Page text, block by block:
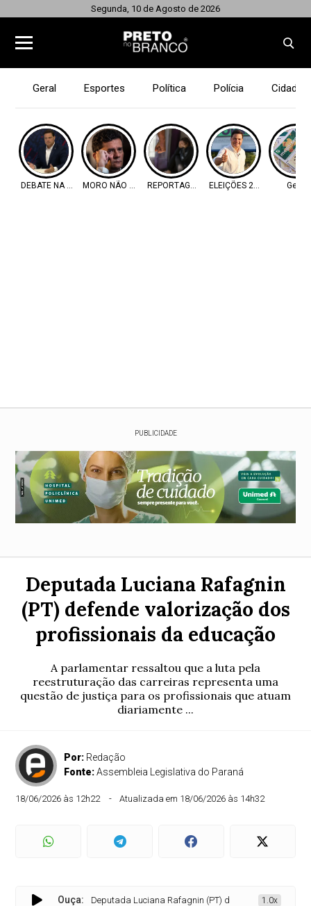
Segunda, 10 de Agosto de 2026
Geral Esportes Política Polícia Cidades
DEBATE NA BANDMORO NÃO VAI REPORTAGEM ELEIÇÕES 2026 Geral
PUBLICIDADE
Deputada Luciana Rafagnin
(PT) defende valorização dos
profissionais da educação
A parlamentar ressaltou que a luta pela
reestruturação das carreiras representa uma
questão de justiça para os profissionais que atuam
diariamente ...
Por: Redação
Fonte:Assembleia Legislativa do Paraná
18/06/2026 às 12h22 Atualizada em 18/06/2026 às 14h32
Ouça:Deputada Luciana Rafagnin (PT) defende valorização dos
1.0x